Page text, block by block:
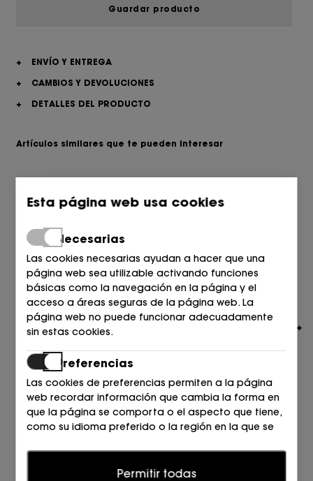
Guardar producto
+
ENVÍO Y ENTREGA
+
CAMBIOS Y DEVOLUCIONES
+
DETALLES DEL PRODUCTO
Artículos similares que te pueden interesar
HUGO
DEPORTIVO 10P BLANCO
Esta página web usa cookies
Necesarias
Las cookies necesarias ayudan a hacer que una
página web sea utilizable activando funciones
básicas como la navegación en la página y el
acceso a áreas seguras de la página web. La
página web no puede funcionar adecuadamente
sin estas cookies.
Preferencias
Las cookies de preferencias permiten a la página
web recordar información que cambia la forma en
que la página se comporta o el aspecto que tiene,
como su idioma preferido o la región en la que se
EstadísticasPermitir todas